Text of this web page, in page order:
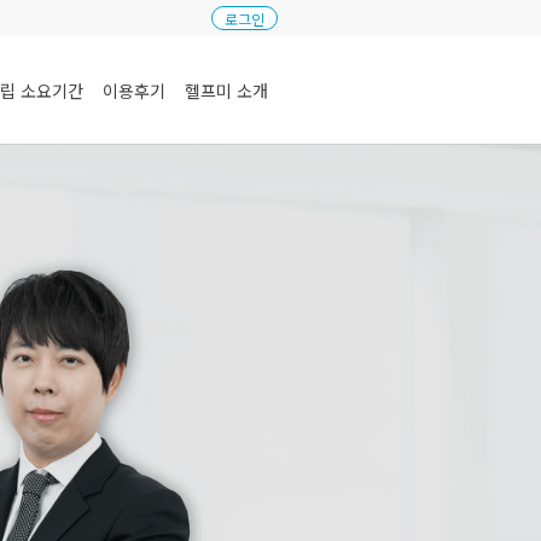
로그인
소요기간 이용후기 헬프미 소개